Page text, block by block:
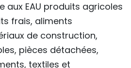
aux EAU produits agricoles
frais, aliments
de construction,
pièces détachées,
textiles et